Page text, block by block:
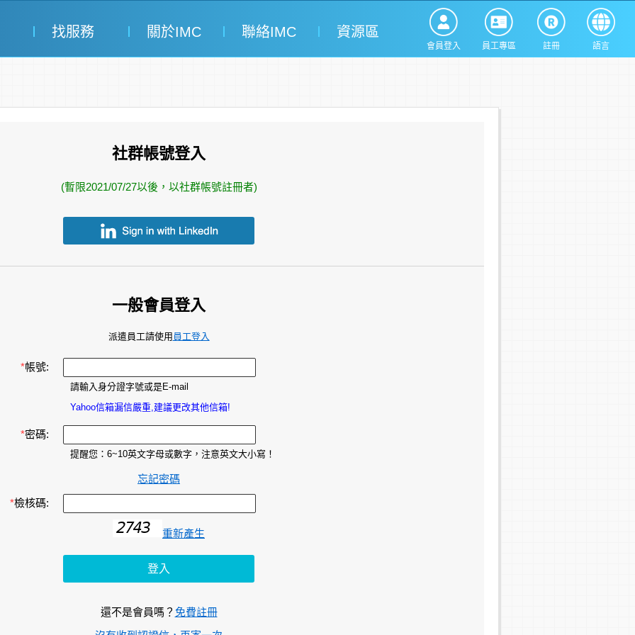
會員登入 員工專區 註冊 語言
找服務 關於IMC 聯絡IMC 資源區
社群帳號登入
(暫限2021/07/27以後，以社群帳號註冊者)
一般會員登入
派遣員工請使用 員工登入
*帳號:
請輸入身分證字號或是E-mail
Yahoo信箱漏信嚴重,建議更改其他信箱!
*密碼:
提醒您：6~10英文字母或數字，注意英文大小寫！
忘記密碼
*檢核碼:
重新產生
還不是會員嗎？ 免費註冊